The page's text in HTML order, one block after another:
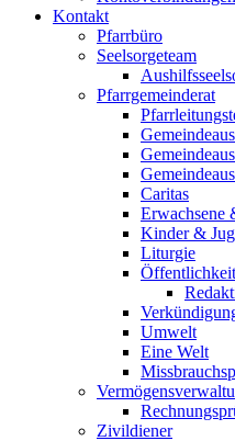
Kontakt
Pfarrbüro
Seelsorgeteam
Pfarrgemeinderat
Caritas
Erwachsene
Kinder &
Liturgie
Umwelt
Eine Welt
Zivildiener